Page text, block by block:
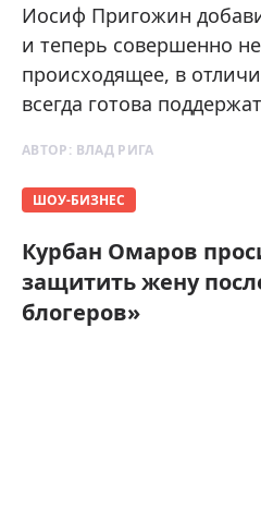
Иосиф Пригожин
и теперь совершенно
происходящее, в
всегда готова
АВТОР: ВЛАД РИГА
ШОУ-БИЗНЕС
Курбан Омаров
защитить жену
блогеров»